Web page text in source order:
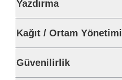
Yazdırma
Kağıt / Ortam Yönetimi
Güvenilirlik